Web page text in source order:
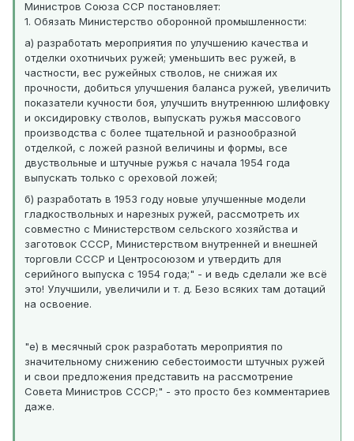
Министров Союза ССР постановляет:
1. Обязать Министерство оборонной промышленности:
а) разработать мероприятия по улучшению качества и
отделки охотничьих ружей; уменьшить вес ружей, в
частности, вес ружейных стволов, не снижая их
прочности, добиться улучшения баланса ружей, увеличить
показатели кучности боя, улучшить внутреннюю шлифовку
и оксидировку стволов, выпускать ружья массового
производства с более тщательной и разнообразной
отделкой, с ложей разной величины и формы, все
двуствольные и штучные ружья с начала 1954 года
выпускать только с ореховой ложей;
б) разработать в 1953 году новые улучшенные модели
гладкоствольных и нарезных ружей, рассмотреть их
совместно с Министерством сельского хозяйства и
заготовок СССР, Министерством внутренней и внешней
торговли СССР и Центросоюзом и утвердить для
серийного выпуска с 1954 года;" - и ведь сделали же всё
это! Улучшили, увеличили и т. д. Безо всяких там дотаций
на освоение.
"е) в месячный срок разработать мероприятия по
значительному снижению себестоимости штучных ружей
и свои предложения представить на рассмотрение
Совета Министров СССР;" - это просто без комментариев
даже.